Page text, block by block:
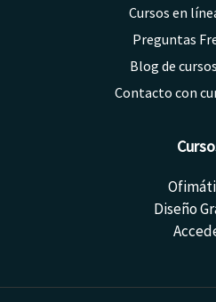
Cursos en
Preguntas
Blog de
Contacto con
Diseño